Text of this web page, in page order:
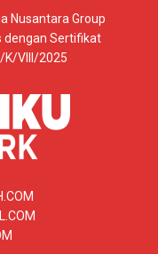
Nusantara Group
dengan Sertifikat
K/VIII/2025